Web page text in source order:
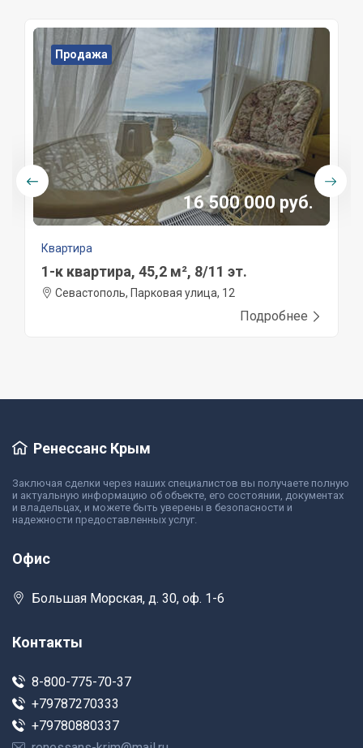
Продажа
16 500 000 руб.
Квартира
1-к квартира, 45,2 м², 8/11 эт.
Севастополь, Парковая улица, 12
Подробнее
Ренессанс Крым
Заключая сделки через наших специалистов вы получаете полную
и актуальную информацию об объекте, его состоянии, документах
и владельцах, и можете быть уверены в безопасности и
надежности предоставленных услуг.
Офис
Большая Морская, д. 30, оф. 1-6
Контакты
8-800-775-70-37
+79787270333
+79780880337